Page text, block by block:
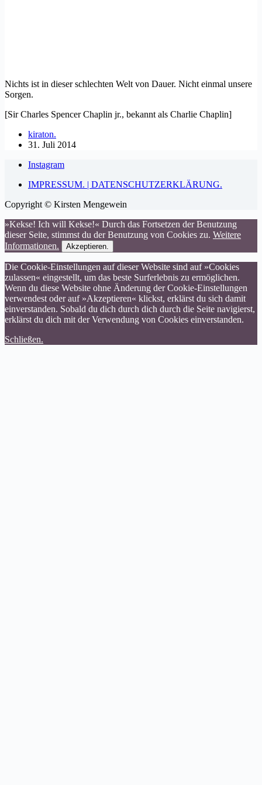
Nichts ist in dieser schlechten Welt von Dauer. Nicht einmal unsere
Sorgen.
[Sir Charles Spencer Chaplin jr., bekannt als Charlie Chaplin]
kiraton.
31. Juli 2014
Instagram
IMPRESSUM. | DATENSCHUTZERKLÄRUNG.
Copyright © Kirsten Mengewein
»Kekse! Ich will Kekse!« Durch das Fortsetzen der Benutzung
dieser Seite, stimmst du der Benutzung von Cookies zu. Weitere
Informationen.
Akzeptieren.
Die Cookie-Einstellungen auf dieser Website sind auf »Cookies
zulassen« eingestellt, um das beste Surferlebnis zu ermöglichen.
Wenn du diese Website ohne Änderung der Cookie-Einstellungen
verwendest oder auf »Akzeptieren« klickst, erklärst du sich damit
einverstanden. Sobald du dich durch dich durch die Seite navigierst,
erklärst du dich mit der Verwendung von Cookies einverstanden.
Schließen.